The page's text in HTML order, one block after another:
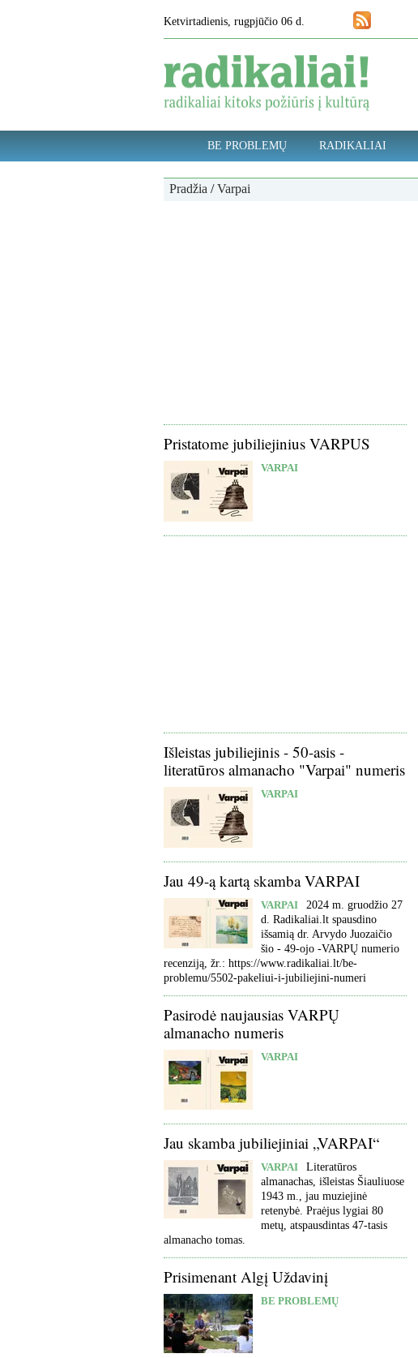
Ketvirtadienis, rugpjūčio 06 d.
BE PROBLEMŲ RADIKALIAI
Pradžia /Varpai
Pristatome jubiliejinius VARPUS
VARPAI
Išleistas jubiliejinis - 50-asis -
literatūros almanacho "Varpai" numeris
VARPAI
Jau 49-ą kartą skamba VARPAI
VARPAI
2024 m. gruodžio 27
d. Radikaliai.lt spausdino
išsamią dr. Arvydo Juozaičio
šio - 49-ojo -VARPŲ numerio
recenziją, žr.: https://www.radikaliai.lt/be-
problemu/5502-pakeliui-i-jubiliejini-numeri
Pasirodė naujausias VARPŲ
almanacho numeris
VARPAI
Jau skamba jubiliejiniai „VARPAI“
VARPAI
Literatūros
almanachas, išleistas Šiauliuose
1943 m., jau muziejinė
retenybė. Praėjus lygiai 80
metų, atspausdintas 47-tasis
almanacho tomas.
Prisimenant Algį Uždavinį
BE PROBLEMŲ